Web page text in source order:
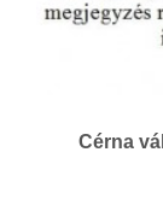
Cérna